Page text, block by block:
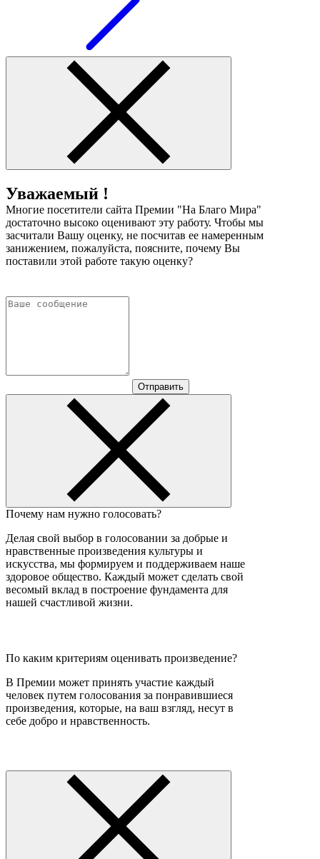
Уважаемый !
Многие посетители сайта Премии "На Благо Мира"
достаточно высоко оценивают эту работу. Чтобы мы
засчитали Вашу оценку, не посчитав ее намеренным
занижением, пожалуйста, поясните, почему Вы
поставили этой работе такую оценку?
Отправить
Почему нам нужно голосовать?
Делая свой выбор в голосовании за добрые и
нравственные произведения культуры и
искусства, мы формируем и поддерживаем наше
здоровое общество. Каждый может сделать свой
весомый вклад в построение фундамента для
нашей счастливой жизни.
По каким критериям оценивать произведение?
В Премии может принять участие каждый
человек путем голосования за понравившиеся
произведения, которые, на ваш взгляд, несут в
себе добро и нравственность.